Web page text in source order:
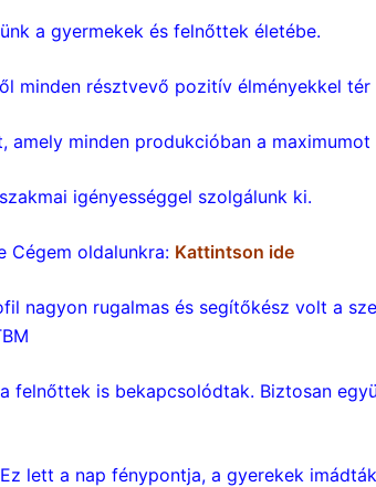
a gyermekek és felnőttek életébe.
minden résztvevő pozitív élményekkel tér
minden produkcióban a maximumot
igényességgel szolgálunk ki.
Cégem oldalunkra: Kattintson ide
nagyon rugalmas és segítőkész volt a
felnőttek is bekapcsolódtak. Biztosan
lett a nap fénypontja, a gyerekek